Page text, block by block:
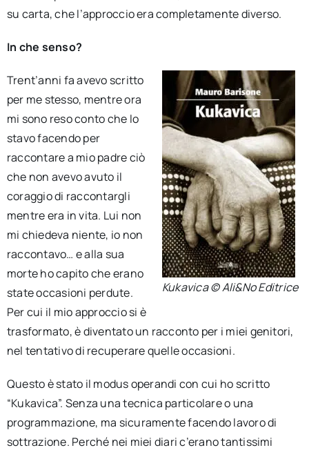
su carta, che l’approccio era completamente diverso.
In che senso?
Kukavica © Ali&No Editrice
Trent’anni fa avevo scritto
per me stesso, mentre ora
mi sono reso conto che lo
stavo facendo per
raccontare a mio padre ciò
che non avevo avuto il
coraggio di raccontargli
mentre era in vita. Lui non
mi chiedeva niente, io non
raccontavo… e alla sua
morte ho capito che erano
state occasioni perdute.
Per cui il mio approccio si è
trasformato, è diventato un racconto per i miei genitori,
nel tentativo di recuperare quelle occasioni.
Questo è stato il modus operandi con cui ho scritto
“Kukavica”. Senza una tecnica particolare o una
programmazione, ma sicuramente facendo lavoro di
sottrazione. Perché nei miei diari c’erano tantissimi